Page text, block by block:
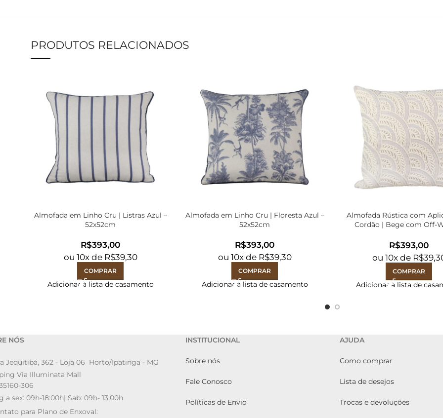
PRODUTOS RELACIONADOS
Almofada em Linho Cru | Listras Azul –
52x52cm
R$
ou 10x de R$39,30
COMPRAR
Adicionar à lista de casamento
Almofada em Linho Cru | Floresta Azul –
52x52cm
R$
ou 10x de R$39,30
COMPRAR
Adicionar à lista de casamento
Almofada Rústica com
Cordão | Bege com Off-
R$
ou 10x de R$
COMPRAR
Adicionar à lista de
NÓS
Jequitibá, 362 - Loja 06 Horto/Ipatinga - MG
Via Illuminata Mall
306
a sex: 09h-18:00h| Sab: 09h- 13:00h
para Plano de Enxoval:
INSTITUCIONAL
Sobre nós
Fale Conosco
Políticas de Envio
AJUDA
Como comprar
Lista de desejos
Trocas e devoluções